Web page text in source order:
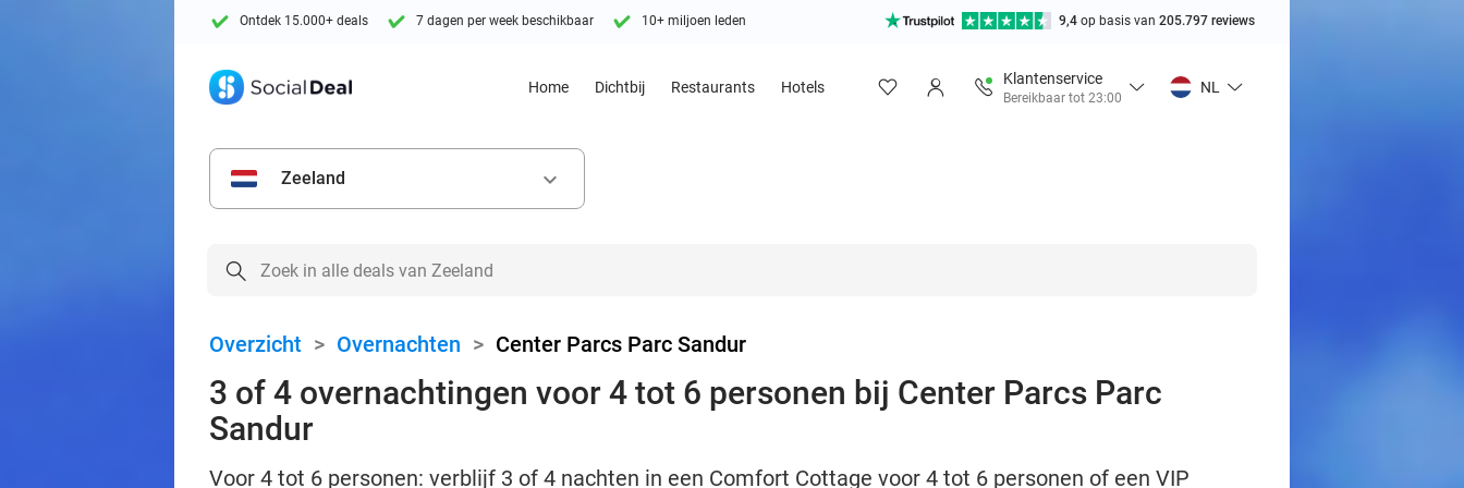
Ontdek 15.000+ deals 7 dagen per week beschikbaar 10+ miljoen leden 9,4 op basis van 205.797 reviews
Home Dichtbij Restaurants Hotels
Klantenservice
Bereikbaar tot 23:00
NL
Zeeland keyboard_arrow_down
Overzicht > Overnachten > Center Parcs Parc Sandur
3 of 4 overnachtingen voor 4 tot 6 personen bij Center Parcs Parc
Sandur
Voor 4 tot 6 personen: verblijf 3 of 4 nachten in een Comfort Cottage voor 4 tot 6 personen of een VIP